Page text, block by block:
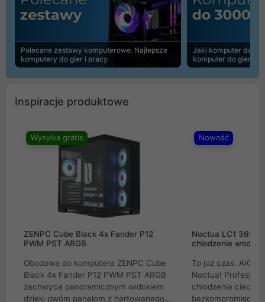
Polecane zestawy komputerowe. Najlepsze
komputery do gier i pracy
Jaki komputer do
komputer do gier |
Inspiracje produktowe
Wysyłka gratis
ZENPC Cube Black 4x Fander P12
PWM PST ARGB
Obudowa do komputera ZENPC Cube
Black 4x Fander P12 PWM PST ARGB
zachwyca panoramicznym widokiem
dzięki dwóm panelom z hartowanego
Nowość
Noctua LC1
chłodzenie wodne
To już czas. AIO
Noctua!
chłodzenia cieczą